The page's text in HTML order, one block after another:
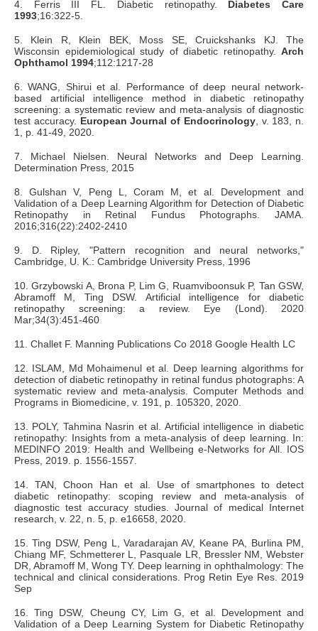
4. Ferris III FL. Diabetic retinopathy. Diabetes Care
1993;16:322-5.
5. Klein R, Klein BEK, Moss SE, Cruickshanks KJ. The
Wisconsin epidemiological study of diabetic retinopathy. Arch
Ophthamol 1994;112:1217-28
6. WANG, Shirui et al. Performance of deep neural network-
based artificial intelligence method in diabetic retinopathy
screening: a systematic review and meta-analysis of diagnostic
test accuracy. European Journal of Endocrinology, v. 183, n.
1, p. 41-49, 2020.
7. Michael Nielsen. Neural Networks and Deep Learning.
Determination Press, 2015
8. Gulshan V, Peng L, Coram M, et al. Development and
Validation of a Deep Learning Algorithm for Detection of Diabetic
Retinopathy in Retinal Fundus Photographs. JAMA.
2016;316(22):2402-2410
9. D. Ripley, "Pattern recognition and neural networks,"
Cambridge, U. K.: Cambridge University Press, 1996
10. Grzybowski A, Brona P, Lim G, Ruamviboonsuk P, Tan GSW,
Abramoff M, Ting DSW. Artificial intelligence for diabetic
retinopathy screening: a review. Eye (Lond). 2020
Mar;34(3):451-460
11. Challet F. Manning Publications Co 2018 Google Health LC
12. ISLAM, Md Mohaimenul et al. Deep learning algorithms for
detection of diabetic retinopathy in retinal fundus photographs: A
systematic review and meta-analysis. Computer Methods and
Programs in Biomedicine, v. 191, p. 105320, 2020.
13. POLY, Tahmina Nasrin et al. Artificial intelligence in diabetic
retinopathy: Insights from a meta-analysis of deep learning. In:
MEDINFO 2019: Health and Wellbeing e-Networks for All. IOS
Press, 2019. p. 1556-1557.
14. TAN, Choon Han et al. Use of smartphones to detect
diabetic retinopathy: scoping review and meta-analysis of
diagnostic test accuracy studies. Journal of medical Internet
research, v. 22, n. 5, p. e16658, 2020.
15. Ting DSW, Peng L, Varadarajan AV, Keane PA, Burlina PM,
Chiang MF, Schmetterer L, Pasquale LR, Bressler NM, Webster
DR, Abramoff M, Wong TY. Deep learning in ophthalmology: The
technical and clinical considerations. Prog Retin Eye Res. 2019
Sep
16. Ting DSW, Cheung CY, Lim G, et al. Development and
Validation of a Deep Learning System for Diabetic Retinopathy